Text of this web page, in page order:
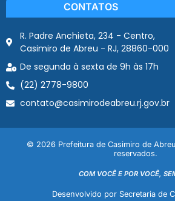
CONTATOS
R. Padre Anchieta, 234 - Centro,
Casimiro de Abreu - RJ, 28860-000
De segunda à sexta de 9h às 17h
(22) 2778-9800
contato@casimirodeabreu.rj.gov.br
© 2026 Prefeitura de Casimiro de
reservados.
COM VOCÊ E POR VOCÊ,
Desenvolvido por Secretaria de